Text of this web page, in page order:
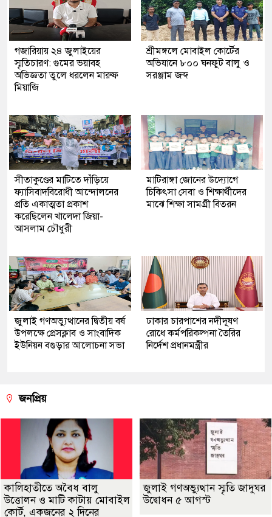
গজারিয়ায় ২৪ জুলাইয়ের
স্মৃতিচারণ: গুমের ভয়াবহ
অভিজ্ঞতা তুলে ধরলেন মারুফ
মিয়াজি
শ্রীমঙ্গলে মোবাইল কোর্টের
অভিযানে ৮০০ ঘনফুট বালু ও
সরঞ্জাম জব্দ
সীতাকুণ্ডের মাটিতে দাঁড়িয়ে
ফ্যাসিবাদবিরোধী আন্দোলনের
প্রতি একাত্মতা প্রকাশ
করেছিলেন খালেদা জিয়া-
আসলাম চৌধুরী
মাটিরাঙ্গা জোনের উদ্যোগে
চিকিৎসা সেবা ও শিক্ষার্থীদের
মাঝে শিক্ষা সামগ্রী বিতরন
জুলাই গণঅভ্যুত্থানের দ্বিতীয় বর্ষ
উপলক্ষে প্রেসক্লাব ও সাংবাদিক
ইউনিয়ন বগুড়ার আলোচনা সভা
ঢাকার চারপাশের নদীদূষণ
রোধে কর্মপরিকল্পনা তৈরির
নির্দেশ প্রধানমন্ত্রীর
জনপ্রিয়
কালিহাতীতে অবৈধ বালু
উত্তোলন ও মাটি কাটায় মোবাইল
কোর্ট, একজনের ২ দিনের
জুলাই গণঅভ্যুত্থান স্মৃতি জাদুঘর
উদ্বোধন ৫ আগস্ট